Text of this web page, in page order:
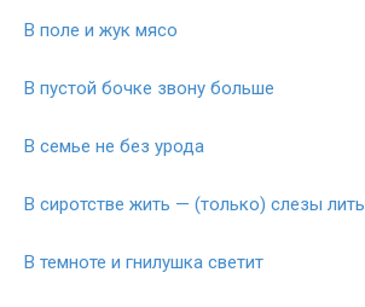
В поле и жук мясо
В пустой бочке звону больше
В семье не без урода
В сиротстве жить — (только) слезы лить
В темноте и гнилушка светит